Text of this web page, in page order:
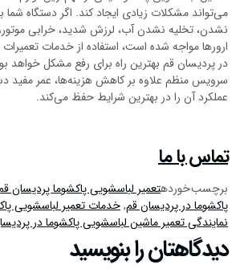
می‌تواند مشکلات زیادی ایجاد کند. اگر دستگاه شما
نشدن، تخلیه نشدن آب، لرزش شدید، خرابی
ارورها مواجه شده است، استفاده از خدمات
در پردیسان قم بهترین راه برای رفع مشکل خواهد
سرویس منظم علاوه بر کاهش هزینه‌ها، عمر مفید
عملکرد آن را در بهترین شرایط حفظ می‌کند.
تماس با ما
برچسب خوردهتعمیر لباسشویی پاکشوما پردیسان
پاکشوما در پردیسان قم,خدمات تعمیر لباسشویی
نمایندگی تعمیر ماشین لباسشویی پاکشوما در
دیدگاهتان را بنویسید